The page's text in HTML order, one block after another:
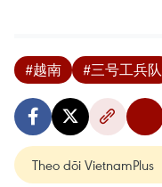
#越南 #三号工兵队
Theo dõi VietnamPlus